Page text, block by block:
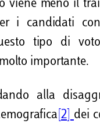
viene meno il
i candidati
tipo di
importante.
alla
[2] dei